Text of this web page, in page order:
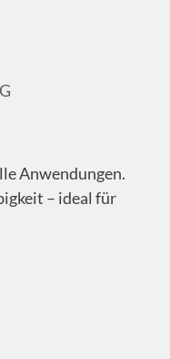
Anwendungen.
– ideal für